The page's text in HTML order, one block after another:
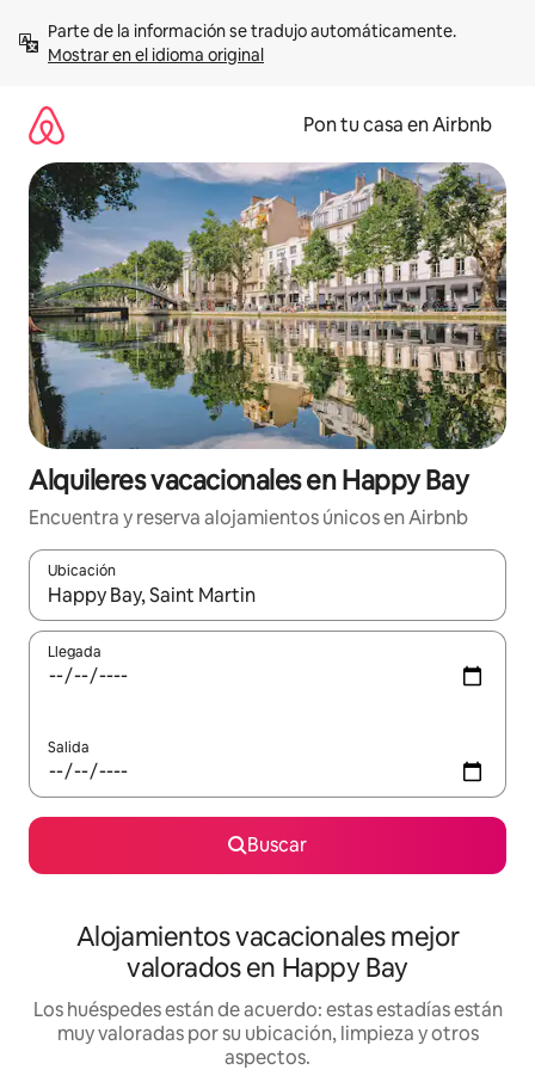
contenidoMostrar en el idioma original
Pon tu casa en Airbnb
Alquileres vacacionales en Happy Bay
Encuentra y reserva alojamientos únicos en Airbnb
Ubicación
Cuando los resultados estén disponibles, navega con las
Llegada
Salida
Buscar
Alojamientos vacacionales mejor
valorados en Happy Bay
Los huéspedes están de acuerdo: estas estadías están
muy valoradas por su ubicación, limpieza y otros
aspectos.